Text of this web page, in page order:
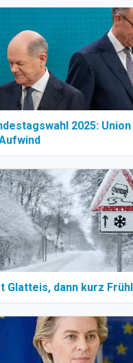
2025:
Glatteis, dann kurz